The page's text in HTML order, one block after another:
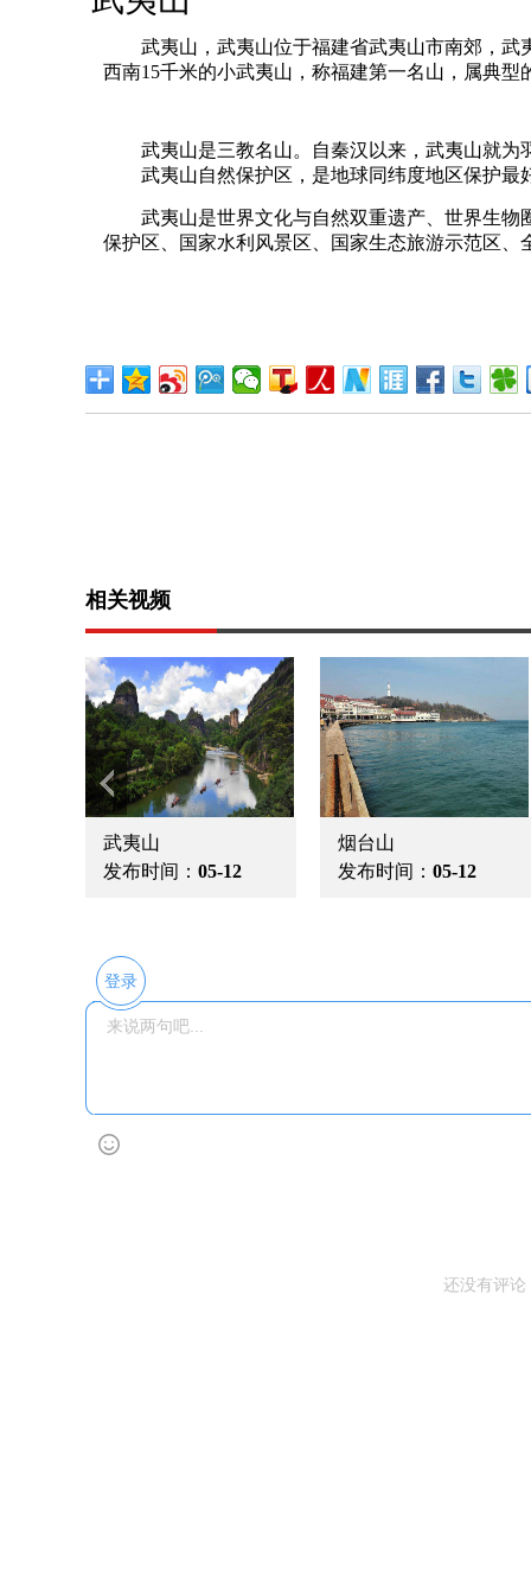
武夷山，武夷山位于福建省武夷山市南郊，武夷
西南15千米的小武夷山，称福建第一名山，属典
武夷山是三教名山。自秦汉以来，武夷山就为
武夷山自然保护区，是地球同纬度地区保护最
武夷山是世界文化与自然双重遗产、世界生物
保护区、国家水利风景区、国家生态旅游示范区、
相关视频
武夷山
发布时间： 05-12
烟台山
发布时间： 05-12
登录
还没有评